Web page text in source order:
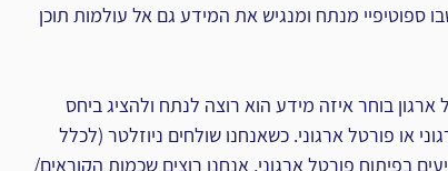
מנתח ומנגיש את המידע גם אל עולמות תוכן
בוחר איזה מידע הוא רוצה לנתח ולהציג ביחס
או פורטל ארגוני. כשאנחנו שולחים ניוזלטר (לכלל
בפיתוח פורטל ארגוני, אנחנו רוצים שכמות הקוראים/